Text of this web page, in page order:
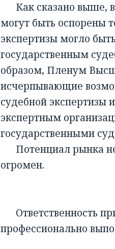
Как сказано выше,
могут быть оспорены
экспертизы могло
государственным
образом, Пленум
исчерпывающие
судебной экспертизы
экспертным
государственными
Потенциал рынка
огромен.
Ответственность
профессионально